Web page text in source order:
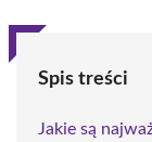
Spis treści
Jakie są